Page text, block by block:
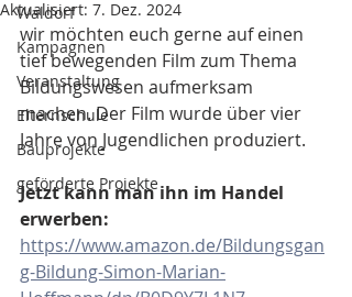
Waldorf
Kampagnen
Veranstaltung
Elternschule
Bauprojekte
geförderte Projekte
Aktualisiert: 7. Dez. 2024
wir möchten euch gerne auf einen
tief bewegenden Film zum Thema
Bildungswesen aufmerksam
machen. Der Film wurde über vier
Jahre von Jugendlichen produziert.
Jetzt kann man ihn im Handel
erwerben:
https://www.amazon.de/Bildungsgan
g-Bildung-Simon-Marian-